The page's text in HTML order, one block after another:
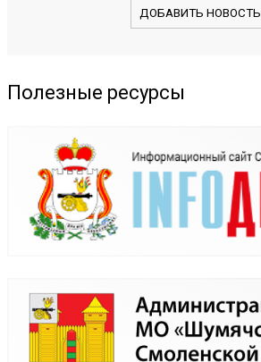
ДОБАВИТЬ НОВОСТЬ
Полезные ресурсы